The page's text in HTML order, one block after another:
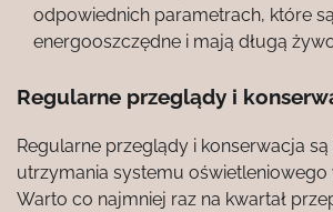
odpowiednich parametrach, które są
energooszczędne i mają długą
Regularne przeglądy i
Regularne przeglądy i konserwacja
utrzymania systemu oświetleniowego
Warto co najmniej raz na kwartał